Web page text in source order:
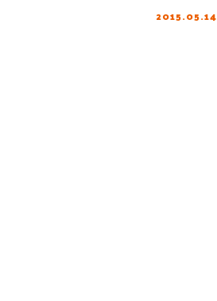
2015.05.14